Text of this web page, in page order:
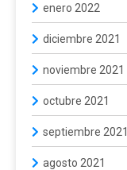
enero 2022
diciembre 2021
noviembre 2021
octubre 2021
septiembre 2021
agosto 2021